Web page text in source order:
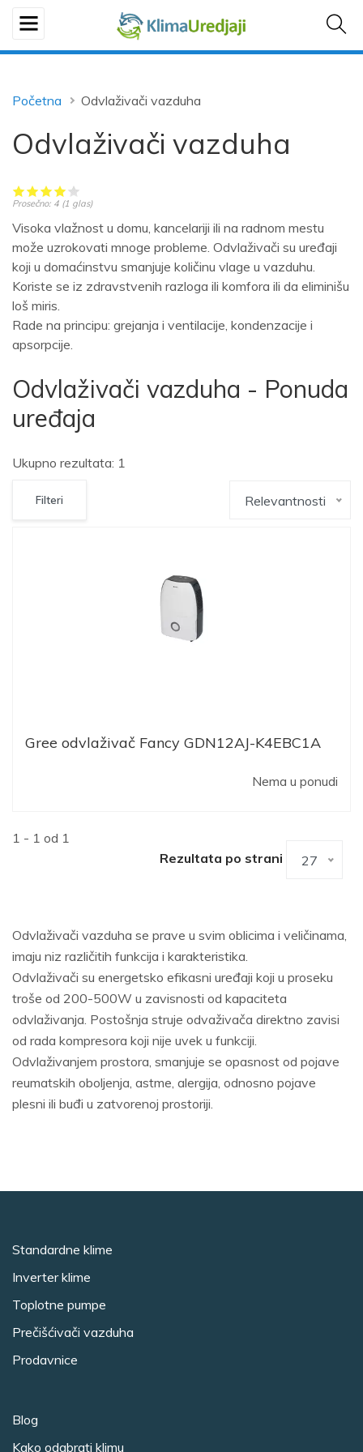
Početna Odvlaživači vazduha
Odvlaživači vazduha
Prosečno: 4 (1 glas)
Visoka vlažnost u domu, kancelariji ili na radnom mestu
može uzrokovati mnoge probleme. Odvlaživači su uređaji
koji u domaćinstvu smanjuje količinu vlage u vazduhu.
Koriste se iz zdravstvenih razloga ili komfora ili da eliminišu
loš miris.
Rade na principu: grejanja i ventilacije, kondenzacije i
apsorpcije.
Odvlaživači vazduha - Ponuda
uređaja
Ukupno rezultata: 1
Filteri Relevantnosti
Gree odvlaživač Fancy GDN12AJ-K4EBC1A
Nema u ponudi
Rezultata po strani 27
1 - 1 od 1
Odvlaživači vazduha se prave u svim oblicima i veličinama,
imaju niz različitih funkcija i karakteristika.
Odvlaživači su energetsko efikasni uređaji koji u proseku
troše od 200-500W u zavisnosti od kapaciteta
odvlaživanja. Postošnja struje odvaživača direktno zavisi
od rada kompresora koji nije uvek u funkciji.
Odvlaživanjem prostora, smanjuje se opasnost od pojave
reumatskih oboljenja, astme, alergija, odnosno pojave
plesni ili buđi u zatvorenoj prostoriji.
Standardne klime
Inverter klime
Toplotne pumpe
Prečišćivači vazduha
Prodavnice
Blog
Kako odabrati klimu